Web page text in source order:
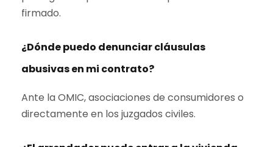
firmado.
¿Dónde puedo denunciar cláusulas
abusivas en mi contrato?
Ante la OMIC, asociaciones de consumidores o
directamente en los juzgados civiles.